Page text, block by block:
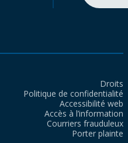
Droits
Politique de confidentialité
Accessibilité web
Accès à l’information
Courriers frauduleux
Porter plainte